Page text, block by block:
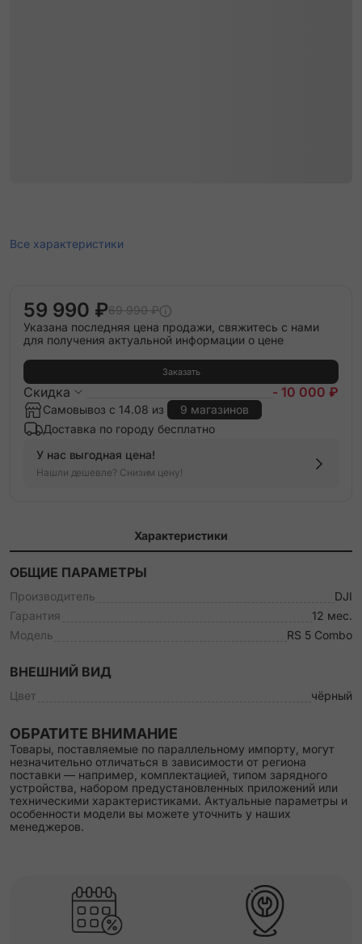
Все характеристики
59 990 ₽69 990 ₽
Указана последняя цена продажи, свяжитесь с нами
для получения актуальной информации о цене
Заказать
Скидка - 10 000 ₽
Самовывоз с 14.08 из
9 магазинов
Доставка по городу бесплатно
У нас выгодная цена!
Нашли дешевле? Снизим цену!
Характеристики
ОБЩИЕ ПАРАМЕТРЫ
Производитель
DJI
Гарантия
12 мес.
Модель
RS 5 Combo
ВНЕШНИЙ ВИД
Цвет чёрный
ОБРАТИТЕ ВНИМАНИЕ
Товары, поставляемые по параллельному импорту, могут
незначительно отличаться в зависимости от региона
поставки — например, комплектацией, типом зарядного
устройства, набором предустановленных приложений или
техническими характеристиками. Актуальные параметры и
особенности модели вы можете уточнить у наших
менеджеров.